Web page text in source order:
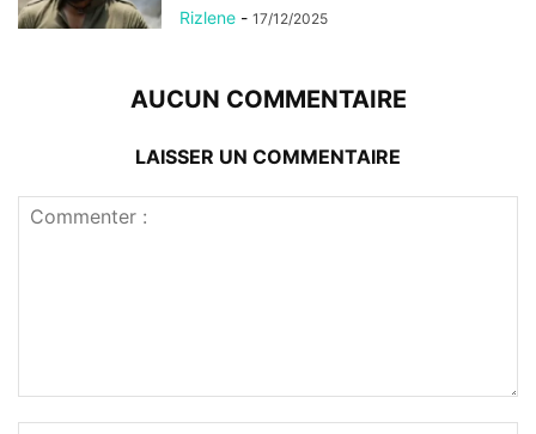
Rizlene - 17/12/2025
AUCUN COMMENTAIRE
LAISSER UN COMMENTAIRE